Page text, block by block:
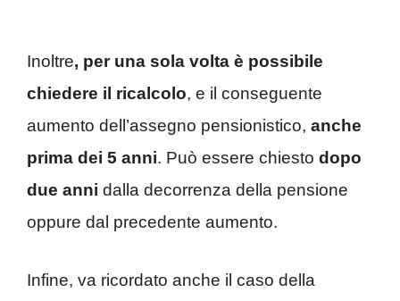
Inoltre, per una sola volta è possibile
chiedere il ricalcolo, e il conseguente
aumento dell’assegno pensionistico, anche
prima dei 5 anni. Può essere chiesto dopo
due anni dalla decorrenza della pensione
oppure dal precedente aumento.
Infine, va ricordato anche il caso della